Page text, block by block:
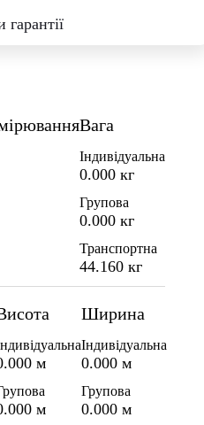
гарантії
Вага
Індивідуальна
0.000 кг
Групова
0.000 кг
Транспортна
44.160 кг
м
м
Ширина
Індивідуальна
0.000 м
Групова
0.000 м